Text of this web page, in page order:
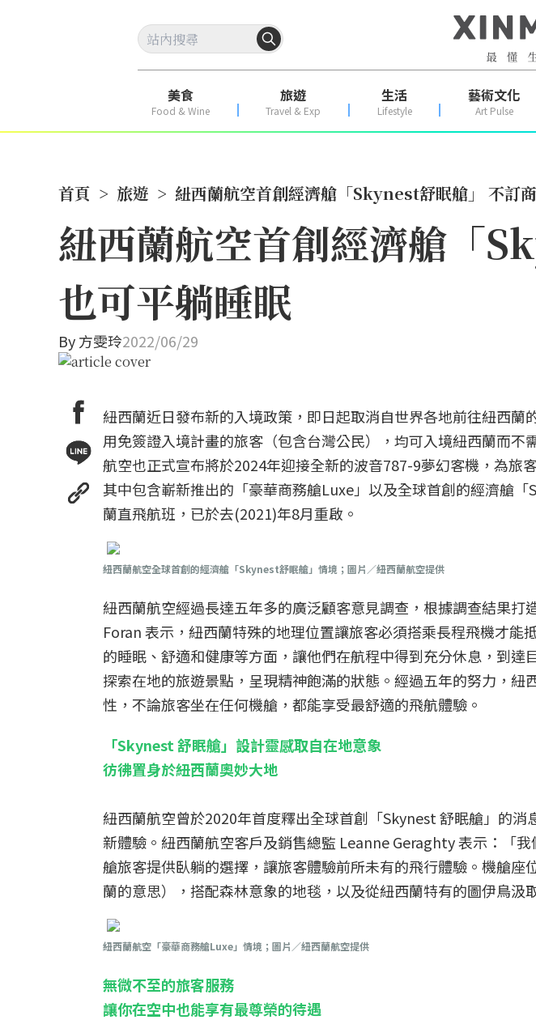
美食
Food & Wine
旅遊
Travel & Exp
生活
Lifestyle
藝術文化
Art Pulse
首頁 > 旅遊 > 紐西蘭航空首創經濟艙「Skynest舒眠艙」 不訂
紐西蘭航空首創經濟艙「
也可平躺睡眠
By方雯玲2022/06/29
紐西蘭近日發布新的入境政策，即日起取消自世界各地前往紐西
用免簽證入境計畫的旅客（包含台灣公民），均可入境紐西蘭而不
航空也正式宣布將於2024年迎接全新的波音787-9夢幻客機，為旅
其中包含嶄新推出的「豪華商務艙Luxe」以及全球首創的經濟艙
蘭直飛航班，已於去(2021)年8月重啟。
紐西蘭航空全球首創的經濟艙「Skynest舒眠艙」情境；圖片／紐西蘭航空提供
紐西蘭航空經過長達五年多的廣泛顧客意見調查，根據調查結果打
Foran 表示，紐西蘭特殊的地理位置讓旅客必須搭乘長程飛機才能
的睡眠、舒適和健康等方面，讓他們在航程中得到充分休息，到達
探索在地的旅遊景點，呈現精神飽滿的狀態。經過五年的努力，紐
性，不論旅客坐在任何機艙，都能享受最舒適的飛航體驗。
「Skynest 舒眠艙」設計靈感取自在地意象
彷彿置身於紐西蘭奧妙大地
紐西蘭航空曾於2020年首度釋出全球首創「Skynest 舒眠艙」的
新體驗。紐西蘭航空客戶及銷售總監 Leanne Geraghty 表示：「
艙旅客提供臥躺的選擇，讓旅客體驗前所未有的飛行體驗。機艙
蘭的意思），搭配森林意象的地毯，以及從紐西蘭特有的圖伊鳥汲
紐西蘭航空「豪華商務艙Luxe」情境；圖片／紐西蘭航空提供
無微不至的旅客服務
讓你在空中也能享有最尊榮的待遇